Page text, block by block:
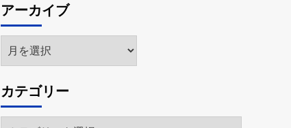
アーカイブ
ア
ー
イ
ブ
カテゴリー